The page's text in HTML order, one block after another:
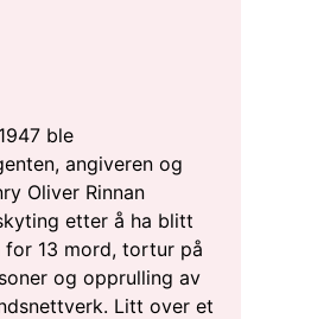
ble
angiveren og
Oliver Rinnan
etter å ha blitt
13 mord, tortur på
og opprulling av
Litt over et